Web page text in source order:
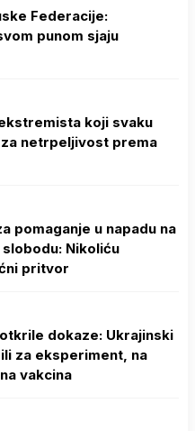
Federacije:
punom sjaju
koji svaku
netrpeljivost prema
pomaganje u napadu na
slobodu: Nikoliću
pritvor
dokaze: Ukrajinski
za eksperiment, na
vakcina